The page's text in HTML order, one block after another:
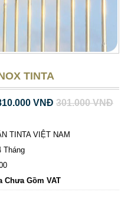
TINTA
VNĐ 301.000 VNĐ
TINTA VIỆT NAM
Tháng
Chưa Gồm VAT